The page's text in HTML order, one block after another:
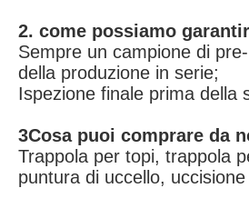
2. come possiamo
Sempre un campione di
della produzione in serie;
Ispezione finale prima della
3Cosa puoi comprare da
Trappola per topi, trappola
puntura di uccello,